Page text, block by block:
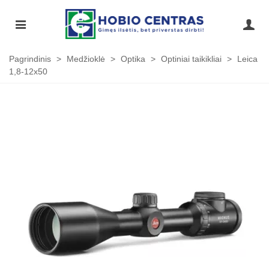
Pagrindinis > Medžioklė > Optika > Optiniai taikikliai >
Leica
1,8-12x50